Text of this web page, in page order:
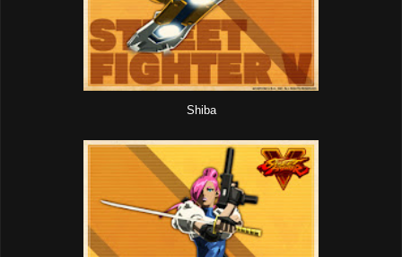
Shiba